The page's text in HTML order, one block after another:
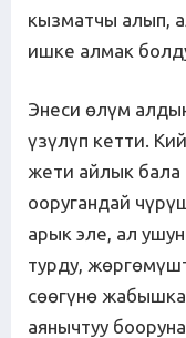
кызматчы алып,
ишке алмак
Энеси өлүм
үзүлүп кетти.
жети айлык бала
ооругандай
арык эле, ал
турду,
сөөгүнө
аянычтуу